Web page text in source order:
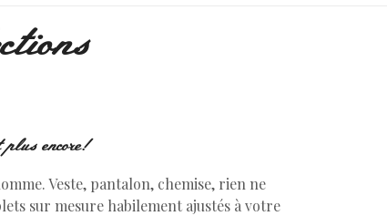
encore!
Veste, pantalon, chemise, rien ne
sur mesure habilement ajustés à votre